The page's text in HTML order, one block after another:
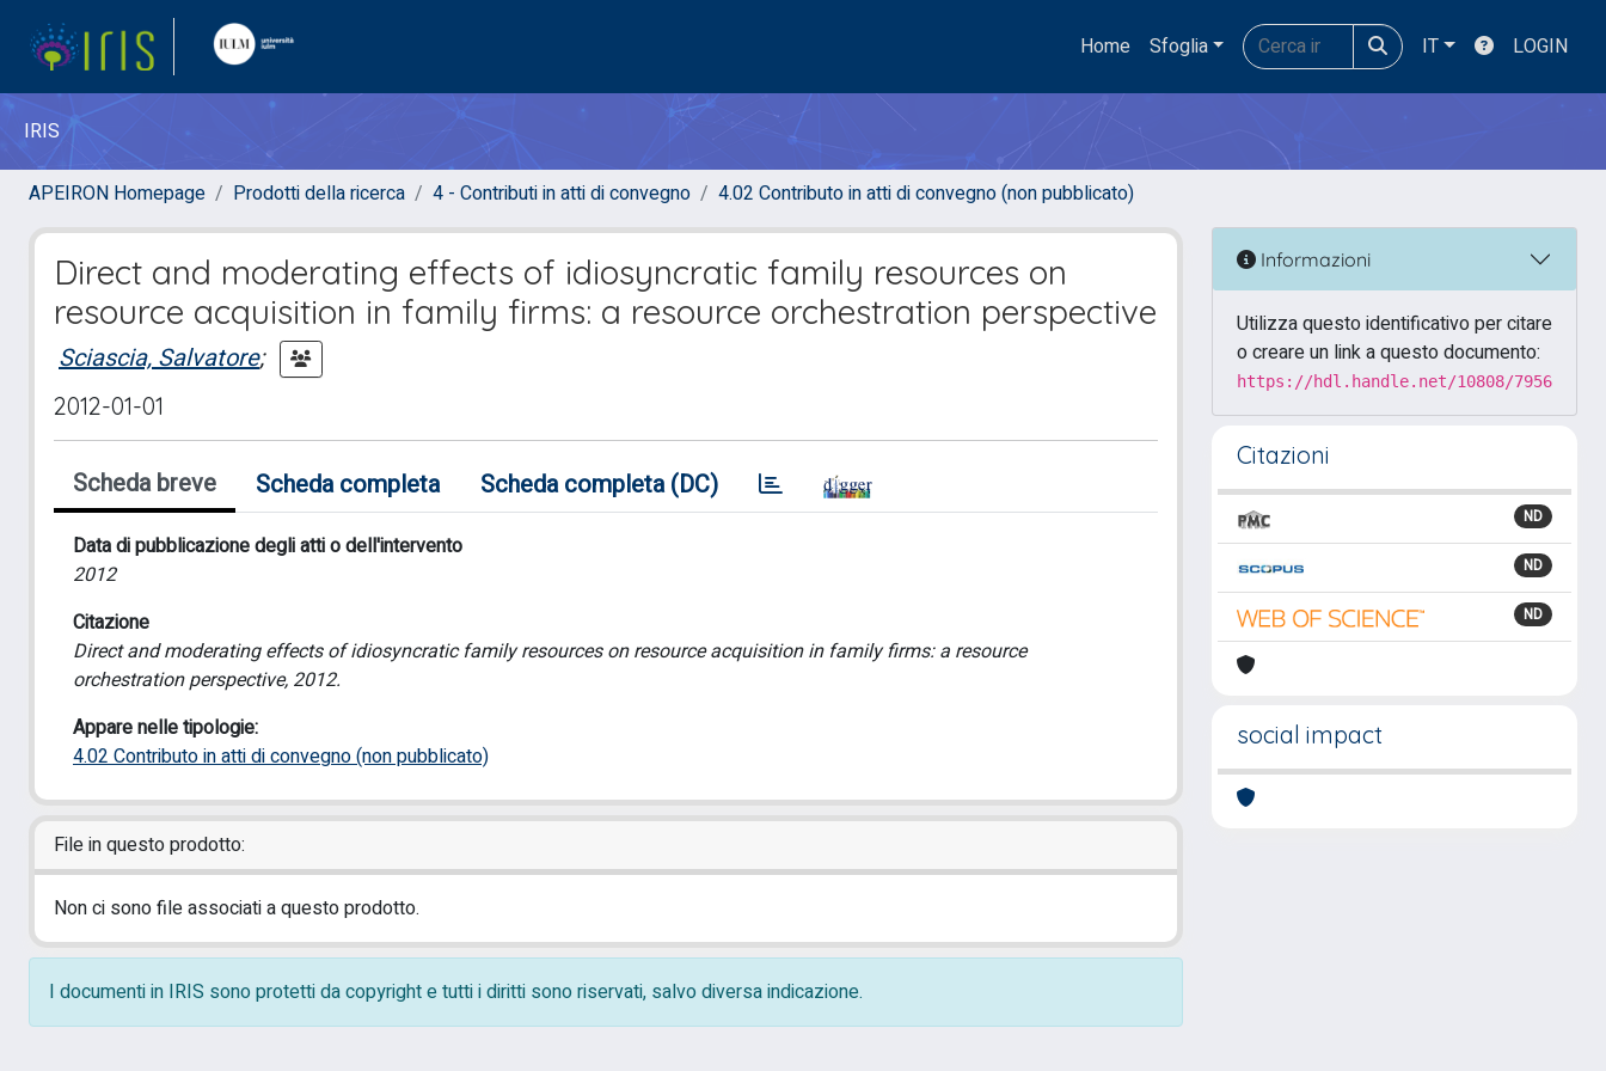
Home Sfoglia IT LOGIN
IRIS
APEIRON Homepage Prodotti della ricerca 4 - Contributi in atti di convegno 4.02 Contributo in atti di convegno (non pubblicato)
Direct and moderating effects of idiosyncratic family resources on
resource acquisition in family firms: a resource orchestration perspective
Sciascia, Salvatore;
2012-01-01
Scheda breve Scheda completa Scheda completa (DC)
Data di pubblicazione degli atti o dell'intervento
2012
Citazione
Direct and moderating effects of idiosyncratic family resources on resource acquisition in family firms: a resource
orchestration perspective, 2012.
Appare nelle tipologie:
4.02 Contributo in atti di convegno (non pubblicato)
File in questo prodotto:
Non ci sono file associati a questo prodotto.
I documenti in IRIS sono protetti da copyright e tutti i diritti sono riservati, salvo diversa indicazione.
Informazioni
Utilizza questo identificativo per citare
o creare un link a questo documento:
https://hdl.handle.net/10808/7956
Citazioni
ND
ND
ND
social impact